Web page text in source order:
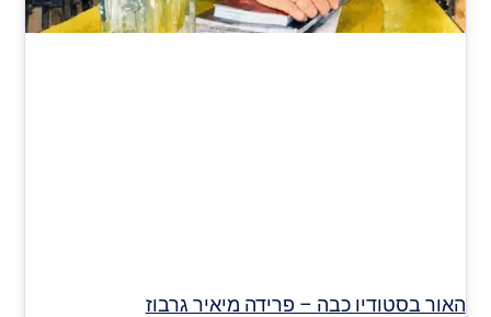
האור בסטודיו כבה – פרידה מיאיר גרבוז